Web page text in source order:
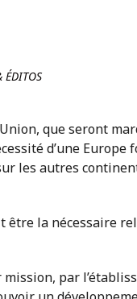
ÉDITOS
que seront
d’une
les autres
la nécessaire
par